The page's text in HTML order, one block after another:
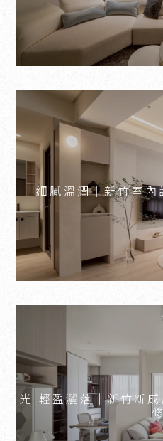
細膩溫潤｜新竹室
光 輕盈灑落｜新竹新